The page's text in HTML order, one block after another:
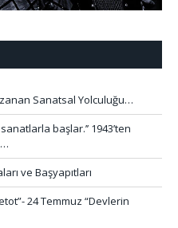
Sanatsal Yolculuğu…
başlar.’’ 1943’ten
ve Başyapıtları
24 Temmuz “Devlerin